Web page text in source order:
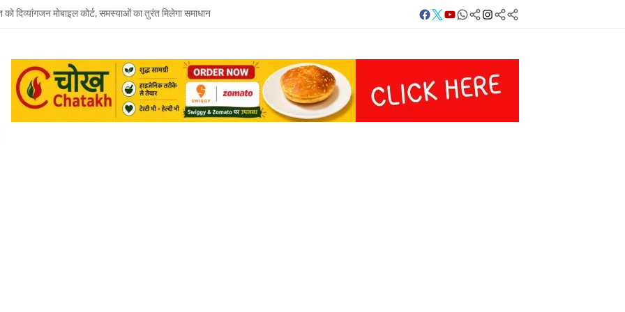
दिव्यांगजन मोबाइल कोर्ट, समस्याओं का तुरंत मिलेगा समाधान
में उमाशंकर सिंह को अंतिम विदाई, बेटे प्रिंस युकेश देंगे मुखाग्नि
को होगा उमाशंकर सिंह का अंतिम संस्कार, दुकानें बंद कर व्यापारियों ने दी श्रद्धांजलि
विधानसभा से जुड़े थे उमाशंकर सिंह, पूरे सदन ने की थी जल्द स्वस्थ होने की कामना
Facebook
Twitter
Youtube
Whatsapp
बलिया
लाइव
FOLLOW/JOIN
करें
Instagram
Telegram